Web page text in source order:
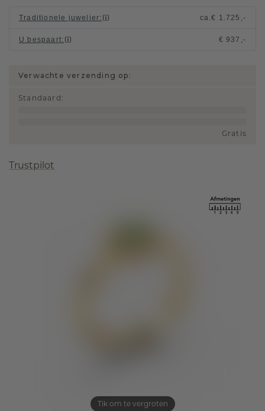
Tik om te vergroten
Traditionele juwelier: ca.€ 1.725,-
U bespaart: € 937,-
Verwachte verzending op:
Standaard :
Gratis
Trustpilot